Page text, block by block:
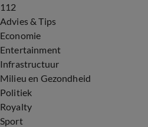
112
Advies & Tips
Economie
Entertainment
Infrastructuur
Milieu en Gezondheid
Politiek
Royalty
Sport